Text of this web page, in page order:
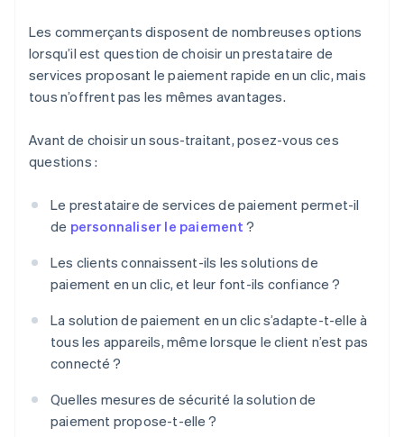
Les commerçants disposent de nombreuses options
lorsqu’il est question de choisir un prestataire de
services proposant le paiement rapide en un clic, mais
tous n’offrent pas les mêmes avantages.
Avant de choisir un sous-traitant, posez-vous ces
questions :
Le prestataire de services de paiement permet-il
de personnaliser le paiement ?
Les clients connaissent-ils les solutions de
paiement en un clic, et leur font-ils confiance ?
La solution de paiement en un clic s’adapte-t-elle à
tous les appareils, même lorsque le client n’est pas
connecté ?
Quelles mesures de sécurité la solution de
paiement propose-t-elle ?